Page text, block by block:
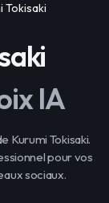
Tokisaki
IA
Kurumi Tokisaki.
pour vos
sociaux.